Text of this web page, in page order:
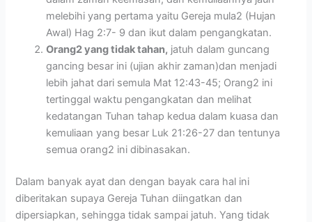
melebihi yang pertama yaitu Gereja mula2 (Hujan
Awal) Hag 2:7- 9 dan ikut dalam pengangkatan.
Orang2 yang tidak tahan, jatuh dalam guncang
gancing besar ini (ujian akhir zaman)dan menjadi
lebih jahat dari semula Mat 12:43-45; Orang2 ini
tertinggal waktu pengangkatan dan melihat
kedatangan Tuhan tahap kedua dalam kuasa dan
kemuliaan yang besar Luk 21:26-27 dan tentunya
semua orang2 ini dibinasakan.
Dalam banyak ayat dan dengan bayak cara hal ini
diberitakan supaya Gereja Tuhan diingatkan dan
dipersiapkan, sehingga tidak sampai jatuh. Yang tidak